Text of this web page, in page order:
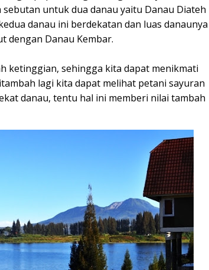
untuk dua danau yaitu Danau Diateh
danau ini berdekatan dan luas danaunya
dengan Danau Kembar.
ketinggian, sehingga kita dapat menikmati
lagi kita dapat melihat petani sayuran
danau, tentu hal ini memberi nilai tambah